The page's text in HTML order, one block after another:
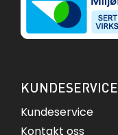
KUNDESERVICE
Kundeservice
Kontakt oss